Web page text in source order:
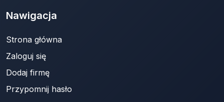
Nawigacja
Strona główna
Zaloguj się
Dodaj firmę
Przypomnij hasło